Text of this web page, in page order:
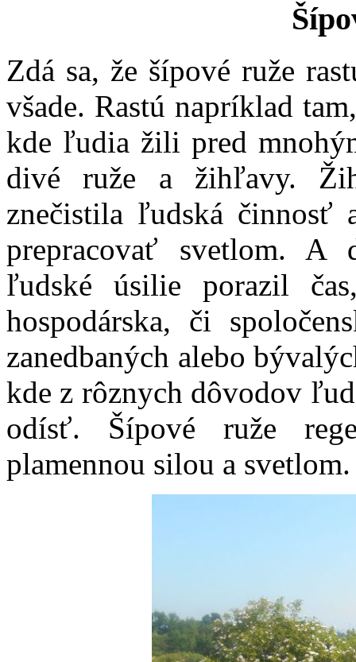
Zdá sa, že šípové ruže
všade. Rastú napríklad
kde ľudia žili pred
divé ruže a žihľavy.
znečistila ľudská činnosť
prepracovať svetlom. A
ľudské úsilie porazil
hospodárska, či
zanedbaných alebo
kde z rôznych dôvodov
odísť. Šípové ruže
plamennou silou a svetlom.